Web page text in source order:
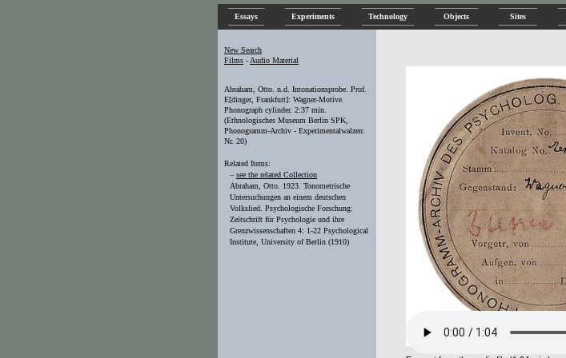
Essays Experiments Technology Objects Sites
New Search
Films - Audio Material
Abraham, Otto. n.d. Intonationsprobe. Prof.
E[dinger, Frankfurt]: Wagner-Motive.
Phonograph cylinder. 2:37 min.
(Ethnologisches Museum Berlin SPK,
Phonogramm-Archiv - Experimentalwalzen:
Nr. 20)
Related Items:
– see the related Collection
Abraham, Otto. 1923. Tonometrische
Untersuchungen an einem deutschen
Volkslied. Psychologische Forschung:
Zeitschrift für Psychologie und ihre
Grenzwissenschaften 4: 1-22 Psychological
Institute, University of Berlin (1910)